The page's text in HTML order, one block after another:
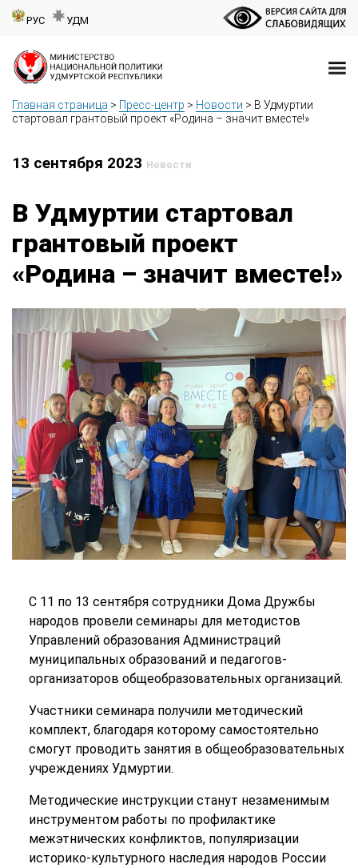
РУС УДМ
Главная страница > Пресс-центр > Новости > В Удмуртии
стартовал грантовый проект «Родина – значит вместе!»
13 сентября 2023 Новости
В Удмуртии стартовал
грантовый проект
«Родина – значит вместе!»
С 11 по 13 сентября сотрудники Дома Дружбы
народов провели семинары для методистов
Управлений образования Администраций
муниципальных образований и педагогов-
организаторов общеобразовательных организаций.
Участники семинара получили методический
комплект, благодаря которому самостоятельно
смогут проводить занятия в общеобразовательных
учреждениях Удмуртии.
Методические инструкции станут незаменимым
инструментом работы по профилактике
межэтнических конфликтов, популяризации
историко-культурного наследия народов России